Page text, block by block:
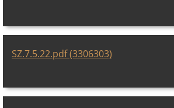
SZ.7.5.22.pdf (3306303)